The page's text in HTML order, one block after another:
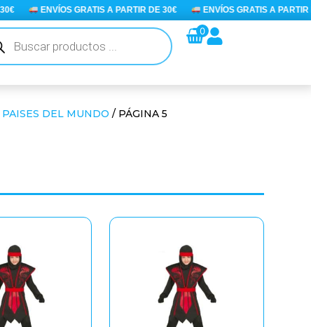
ENVÍOS GRATIS A PARTIR DE 30€ ENVÍOS GRATIS A PARTIR DE
0
PAISES DEL MUNDO / PÁGINA 5